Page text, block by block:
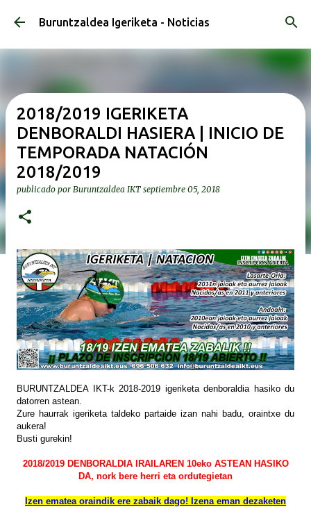
Ir al contenido principal
Buruntzaldea Igeriketa - Noticias
2018/2019 IGERIKETA
DENBORALDI HASIERA | INICIO DE
TEMPORADA NATACIÓN
2018/2019
publicado por Buruntzaldea IKT septiembre 05, 2018
BURUNTZALDEA IKT-k 2018-2019 igeriketa denboraldia hasiko du
datorren astean.
Zure haurrak igeriketa taldeko partaide izan nahi badu, oraintxe du
aukera!
Busti gurekin!
2018/2019 DENBORALDIA IRAILAREN 10eko ASTEAN HASIKO
DA, nork bere herri eta ordutegietan
Izen ematea oraindik ere zabaik dago! Izena eman dezaketen